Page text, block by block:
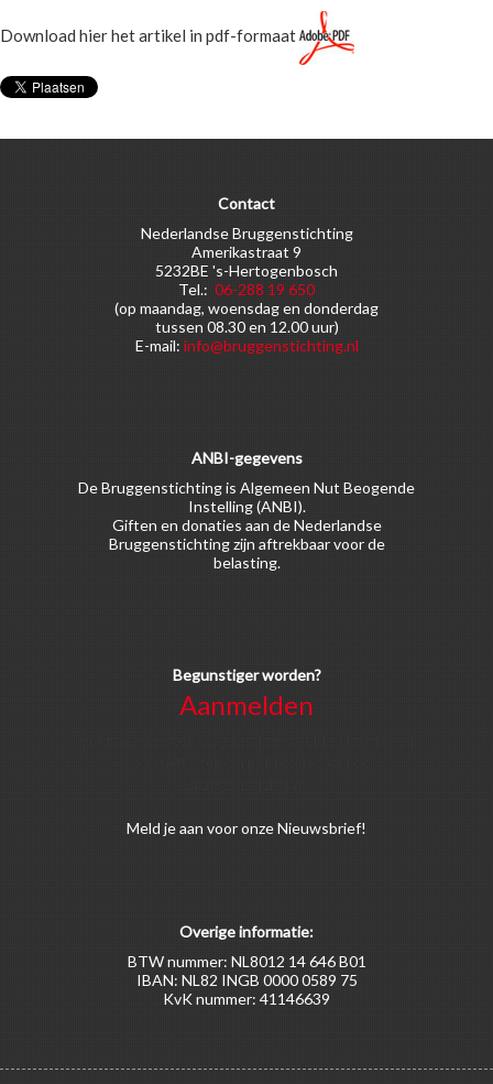
Download hier het artikel in pdf-formaat
Contact
Nederlandse Bruggenstichting
Amerikastraat 9
5232BE 's-Hertogenbosch
Tel.: 06-288 19 650
(op maandag, woensdag en donderdag
tussen 08.30 en 12.00 uur)
E-mail: info@bruggenstichting.nl
ANBI-gegevens
De Bruggenstichting is Algemeen Nut Beogende
Instelling (ANBI).
Giften en donaties aan de Nederlandse
Bruggenstichting zijn aftrekbaar voor de
belasting.
Begunstiger worden?
Aanmelden
Meld je aan voor onze Nieuwsbrief!
Overige informatie:
BTW nummer: NL8012 14 646 B01
IBAN: NL82 INGB 0000 0589 75
KvK nummer: 41146639